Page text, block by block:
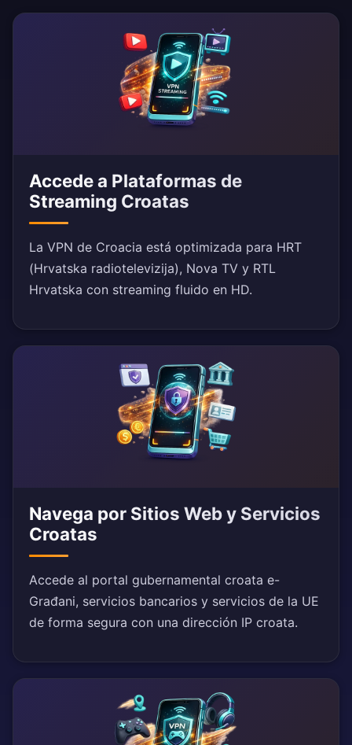
Accede a Plataformas de
Streaming Croatas
La VPN de Croacia está optimizada para HRT
(Hrvatska radiotelevizija), Nova TV y RTL
Hrvatska con streaming fluido en HD.
Navega por Sitios Web y Servicios
Croatas
Accede al portal gubernamental croata e-
Građani, servicios bancarios y servicios de la UE
de forma segura con una dirección IP croata.